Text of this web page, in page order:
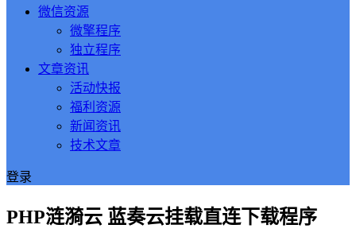
微信资源
微擎程序
独立程序
文章资讯
活动快报
福利资源
新闻资讯
技术文章
登录
PHP涟漪云 蓝奏云挂载直连下载程序